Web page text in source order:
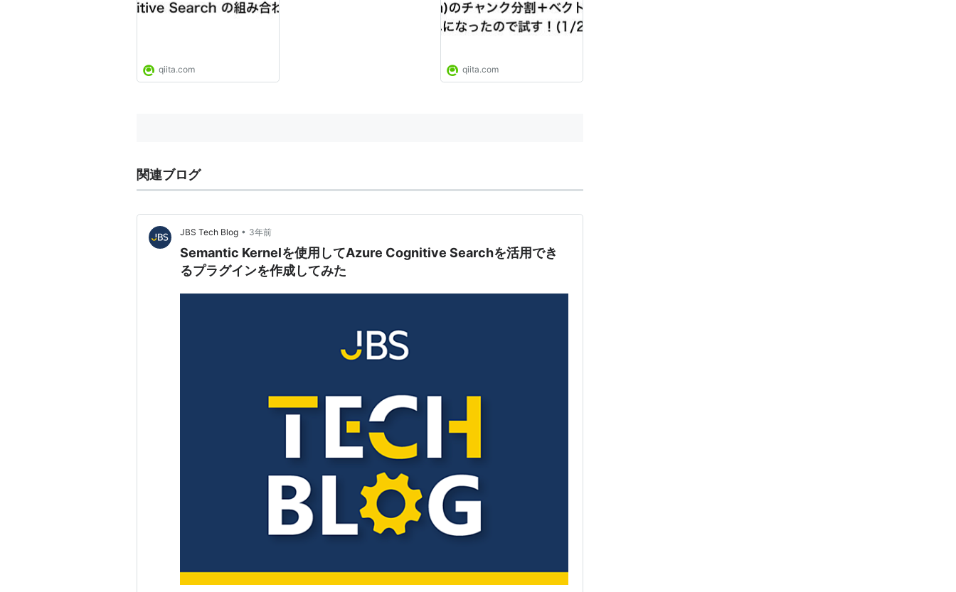
qiita.com qiita.com
関連ブログ
JBS Tech Blog • 3年前
Semantic Kernelを使用してAzure Cognitive Searchを活用でき
るプラグインを作成してみた